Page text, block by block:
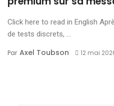
Click here to read in English
de tests discrets, ...
Par Axel Toubson 12 mai